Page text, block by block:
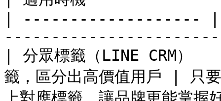
| -------------------
| 分眾標籤（LINE CRM）
籤，區分出高價值用戶 | 只